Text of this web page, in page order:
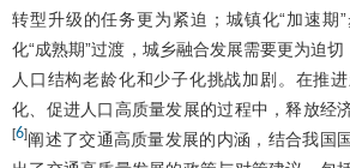
转型升级的任务更为紧迫；城镇化“加速期
化“成熟期”过渡，城乡融合发展需要更为迫切
人口结构老龄化和少子化挑战加剧。在推
化、促进人口高质量发展的过程中，释放经
[6]阐述了交通高质量发展的内涵，结合我国